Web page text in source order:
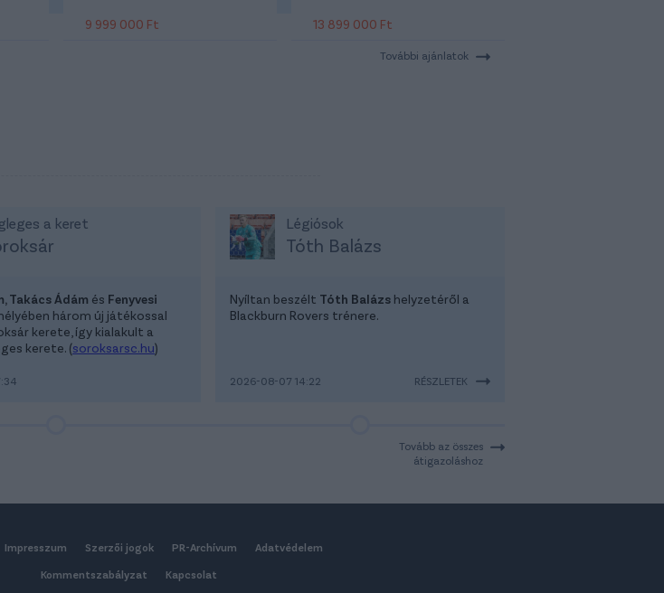
9 999 000 Ft 13 899 000 Ft
További ajánlatok
a keret
Takács Ádám és Fenyvesi
három új játékossal
kerete, így kialakult a
kerete. (soroksarsc.hu)
Légiósok
Tóth Balázs
Nyíltan beszélt Tóth Balázs helyzetéről a
Blackburn Rovers trénere.
2026-08-07 14:22 RÉSZLETEK
Tovább az összes
átigazoláshoz
Impresszum Szerzői jogok PR-Archívum Adatvédelem
Kommentszabályzat Kapcsolat